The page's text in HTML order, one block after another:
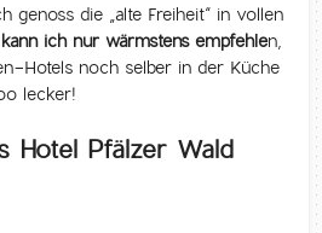
genoss die „alte Freiheit“ in vollen
kann ich nur wärmstens empfehlen,
Hotels noch selber in der Küche
lecker!
Hotel Pfälzer Wald